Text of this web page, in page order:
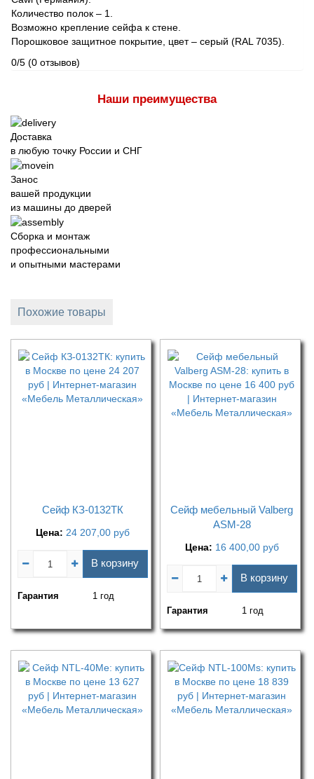
Количество полок – 1.
Возможно крепление сейфа к стене.
Порошковое защитное покрытие, цвет – серый (RАL 7035).
0/5 (0 отзывов)
Наши преимущества
Доставка
в любую точку России и СНГ
Занос
вашей продукции
из машины до дверей
Сборка и монтаж
профессиональными
и опытными мастерами
Похожие товары
Сейф КЗ-0132ТК
Цена: 24 207,00 руб
В корзину
Гарантия 1 год
Сейф мебельный Valberg
ASM-28
Цена: 16 400,00 руб
В корзину
Гарантия 1 год